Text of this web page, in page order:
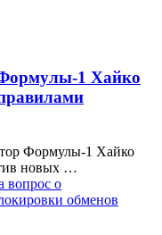
1 Хайко
Формулы-1 Хайко
новых …